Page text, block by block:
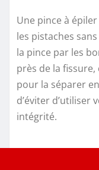
Une pince à
les pistaches
la pince par les
près de la
pour la séparer
d’éviter d’utiliser
intégrité.